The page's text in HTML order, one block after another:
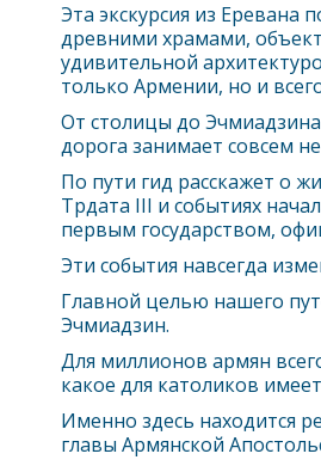
Эта экскурсия из Еревана
древними храмами,
удивительной
только Армении, но и
От столицы до
дорога занимает совсем
По пути гид расскажет о
Трдата III и событиях
первым государством,
Эти события навсегда
Главной целью нашего
Эчмиадзин.
Для миллионов армян
какое для католиков
Именно здесь находится
главы Армянской